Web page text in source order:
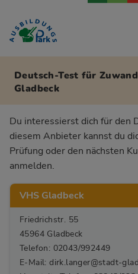
Zur Navigation springen
Zu den Hauptinhalten springen
Deutsch-Test für
Gladbeck
Du interessierst dich für den
diesem Anbieter kannst du
Prüfung oder den nächsten
anmelden.
VHS Gladbeck
Friedrichstr. 55
45964 Gladbeck
Telefon: 02043/992449
E-Mail: dirk.langer@stadt-